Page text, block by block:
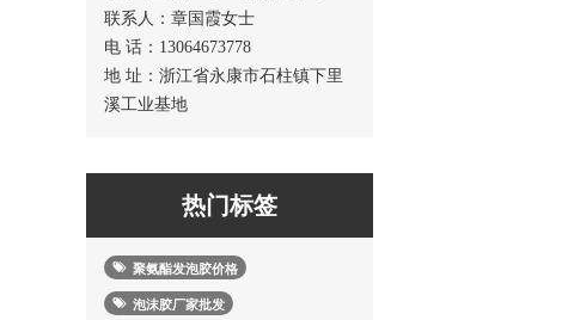
联系人：章国霞女士
电 话：13064673778
地 址：浙江省永康市石柱镇下里
溪工业基地
热门标签
聚氨酯发泡胶价格
泡沫胶厂家批发